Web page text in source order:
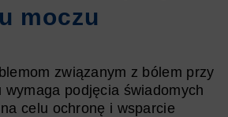
moczu
związanym z bólem przy
wymaga podjęcia świadomych
celu ochronę i wsparcie